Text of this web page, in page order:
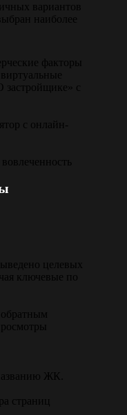
вариантов
наиболее
факторы
застройщике» с
с онлайн-
целевых
ключевые по
ЖК.
страниц